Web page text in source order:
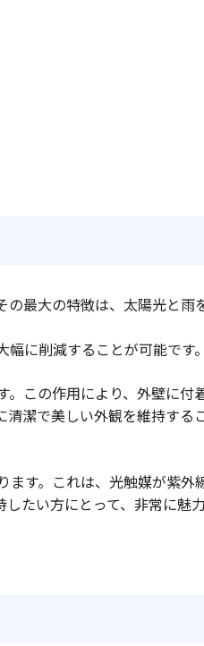
最大の特徴は、太陽光と雨
に削減することが可能です。
。この作用により、外壁に付
潔で美しい外観を維持する
ます。これは、光触媒が紫外
たい方にとって、非常に魅力